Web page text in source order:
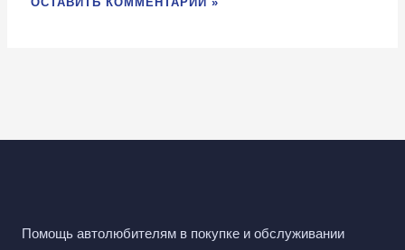
Помощь автолюбителям в покупке и обслуживании